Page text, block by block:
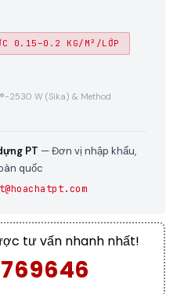
0.15–0.2 KG/M²/LỚP
2530 W (Sika) & Method
PT — Đơn vị nhập khẩu,
quốc
tư vấn nhanh nhất!